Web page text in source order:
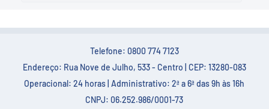
Telefone: 0800 774 7123
Endereço: Rua Nove de Julho, 533 - Centro | CEP: 13280-083
Operacional: 24 horas | Administrativo: 2ª a 6ª das 9h às 16h
CNPJ: 06.252.986/0001-73